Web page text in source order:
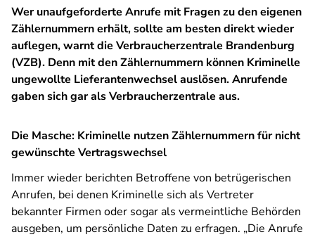
Wer unaufgeforderte Anrufe mit Fragen zu den eigenen
Zählernummern erhält, sollte am besten direkt wieder
auflegen, warnt die Verbraucherzentrale Brandenburg
(VZB). Denn mit den Zählernummern können Kriminelle
ungewollte Lieferantenwechsel auslösen. Anrufende
gaben sich gar als Verbraucherzentrale aus.
Die Masche: Kriminelle nutzen Zählernummern für nicht
gewünschte Vertragswechsel
Immer wieder berichten Betroffene von betrügerischen
Anrufen, bei denen Kriminelle sich als Vertreter
bekannter Firmen oder sogar als vermeintliche Behörden
ausgeben, um persönliche Daten zu erfragen. „Die Anrufe